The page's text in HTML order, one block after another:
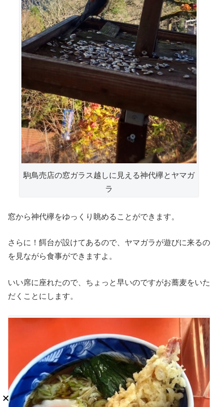
駒鳥売店の窓ガラス越しに見える神代欅とヤマガ
ラ
窓から神代欅をゆっくり眺めることができます。
さらに！餌台が設けてあるので、ヤマガラが遊びに来るの
を見ながら食事ができますよ。
いい席に座れたので、ちょっと早いのですがお蕎麦をいた
だくことにします。